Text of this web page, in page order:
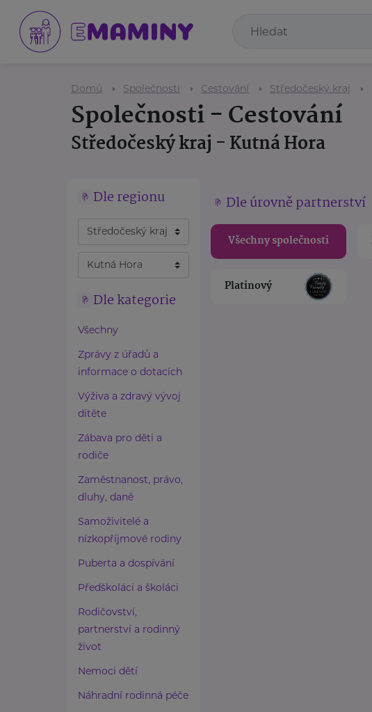
Domů Společnosti Cestování Středočeský kraj
Společnosti - Cestování
Středočeský kraj - Kutná Hora
Dle regionu
Dle kategorie
Všechny
Zprávy z úřadů a
informace o dotacích
Výživa a zdravý vývoj
dítěte
Zábava pro děti a
rodiče
Zaměstnanost, právo,
dluhy, daně
Samoživitelé a
nízkopříjmové rodiny
Puberta a dospívání
Předškoláci a školáci
Rodičovství,
partnerství a rodinný
život
Nemoci dětí
Náhradní rodinná péče
Dle úrovně partnerství
Všechny společnosti
Platinový